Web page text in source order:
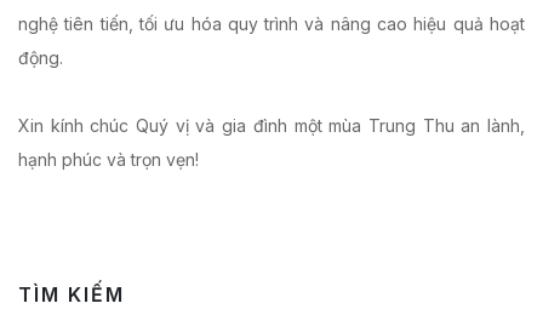
TÌM KIẾM
nghệ tiên tiến, tối ưu hóa quy trình và nâng cao hiệu quả hoạt
động.
Xin kính chúc Quý vị và gia đình một mùa Trung Thu an lành,
hạnh phúc và trọn vẹn!